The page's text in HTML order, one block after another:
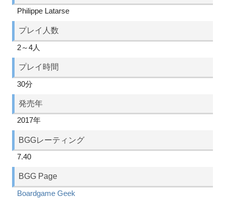
Philippe Latarse
プレイ人数
2～4人
プレイ時間
30分
発売年
2017年
BGGレーティング
7.40
BGG Page
Boardgame Geek